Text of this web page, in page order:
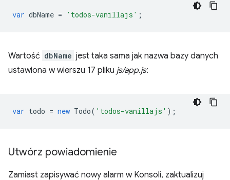
var dbName = 'todos-vanillajs' ;
Wartość dbName jest taka sama jak nazwa bazy danych
ustawiona w wierszu 17 pliku js/app.js:
var todo = new Todo( 'todos-vanillajs' );
Utwórz powiadomienie
Zamiast zapisywać nowy alarm w Konsoli, zaktualizuj